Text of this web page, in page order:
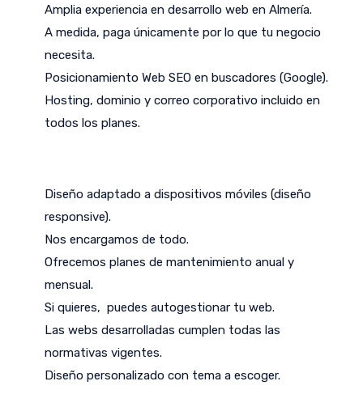
Amplia experiencia en desarrollo web en Almería.
A medida, paga únicamente por lo que tu negocio
necesita.
Posicionamiento Web SEO en buscadores (Google).
Hosting, dominio y correo corporativo incluido en
todos los planes.
Diseño adaptado a dispositivos móviles (diseño
responsive).
Nos encargamos de todo.
Ofrecemos planes de mantenimiento anual y
mensual.
Si quieres, puedes autogestionar tu web.
Las webs desarrolladas cumplen todas las
normativas vigentes.
Diseño personalizado con tema a escoger.